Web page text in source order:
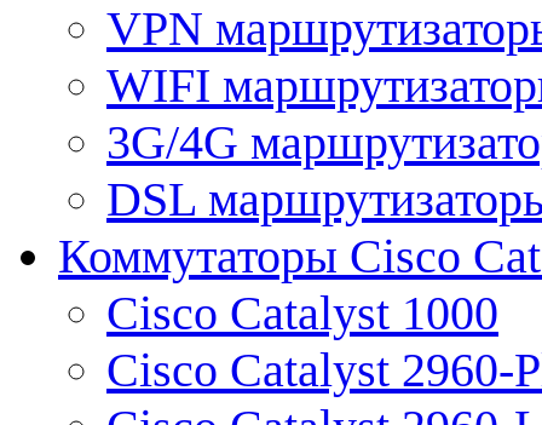
VPN
WIFI
3G/4G
DSL
Коммутаторы Cisco
Cisco Catalyst 1000
Cisco Catalyst 2960-